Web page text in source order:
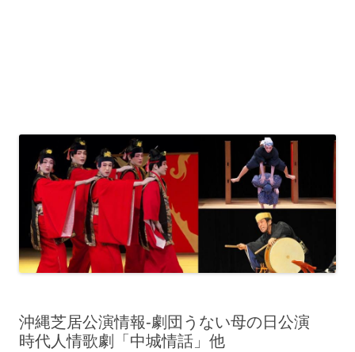
沖縄芝居公演情報‐劇団うない母の日公演
時代人情歌劇「中城情話」他